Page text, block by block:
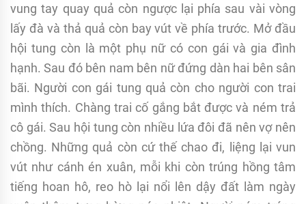
vung tay quay quả còn ngược lại phía sau vài vòng
lấy đà và thả quả còn bay vút về phía trước. Mở đầu
hội tung còn là một phụ nữ có con gái và gia đình
hạnh. Sau đó bên nam bên nữ đứng dàn hai bên sân
bãi. Người con gái tung quả còn cho người con trai
mình thích. Chàng trai cố gắng bắt được và ném trả
cô gái. Sau hội tung còn nhiều lứa đôi đã nên vợ nên
chồng. Những quả còn cứ thế chao đi, liệng lại vun
vút như cánh én xuân, mỗi khi còn trúng hồng tâm
tiếng hoan hô, reo hò lại nổi lên dậy đất làm ngày